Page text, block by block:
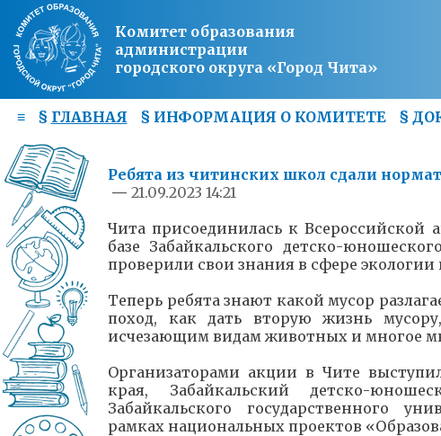
Комитет образования
администрации
городского округа «Город Чита»
≡ § ГЛАВНАЯ § ИНФОРМАЦИЯ О КОМИТЕТЕ §
Ребята из читинских школ сдали
— 21.09.2023 14:21
Чита присоединилась к
базе Забайкальского детско-
проверили свои знания в сфере
Теперь ребята знают какой мусор
поход, как дать вторую жизнь
исчезающим видам животных и многое
Организаторами акции в Чите
края, Забайкальский детско-
Забайкальского государственного
рамках национальных проектов